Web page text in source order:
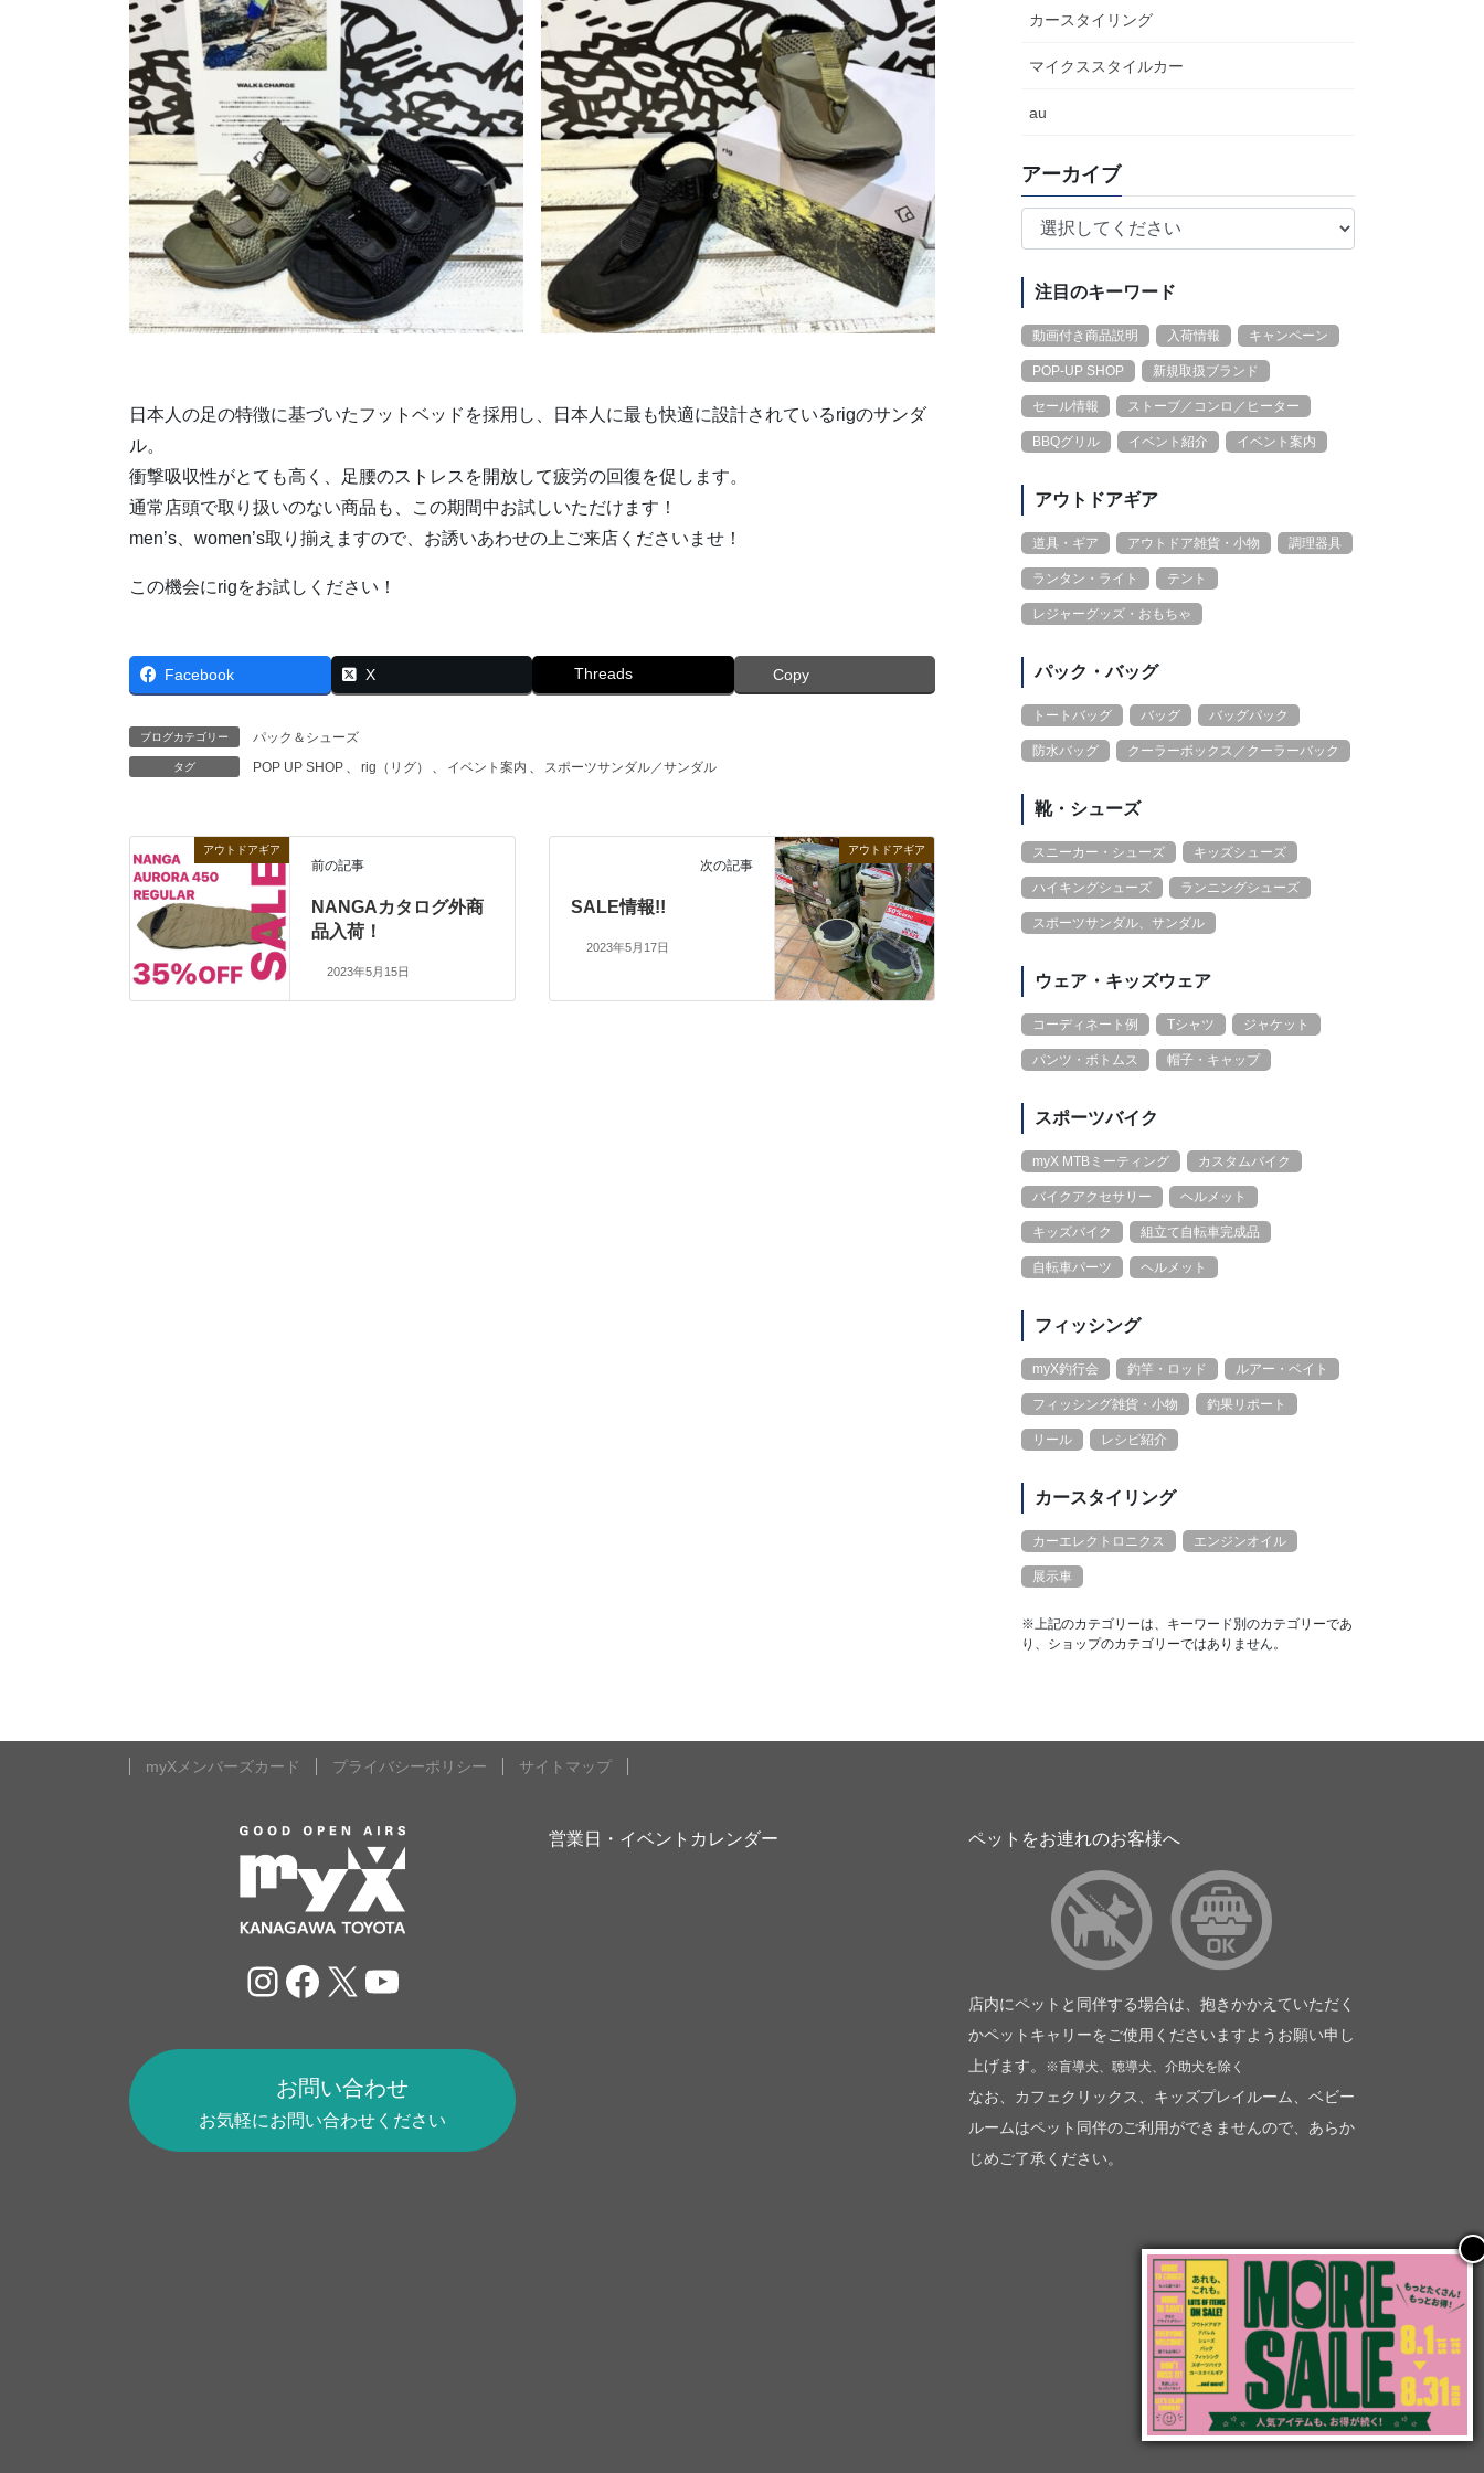
日本人の足の特徴に基づいたフットベッドを採用し、日本人に最も快適に設計されているrigのサンダ
ル。
衝撃吸収性がとても高く、足腰のストレスを開放して疲労の回復を促します。
通常店頭で取り扱いのない商品も、この期間中お試しいただけます！
men’s、women’s取り揃えますので、お誘いあわせの上ご来店くださいませ！
この機会にrigをお試しください！
Facebook X Threads Copy
ブログカテゴリー パック＆シューズ
タグ POP UP SHOP 、 rig（リグ） 、 イベント案内 、 スポーツサンダル／サンダル
アウトドアギア
前の記事
NANGAカタログ外商
品入荷！
2023年5月15日
アウトドアギア
次の記事
SALE情報!!
2023年5月17日
カースタイリング
マイクススタイルカー
au
アーカイブ
注目のキーワード
動画付き商品説明 入荷情報 キャンペーン
POP-UP SHOP 新規取扱ブランド
セール情報 ストーブ／コンロ／ヒーター
BBQグリル イベント紹介 イベント案内
アウトドアギア
道具・ギア アウトドア雑貨・小物 調理器具
ランタン・ライト テント
レジャーグッズ・おもちゃ
パック・バッグ
トートバッグ バッグ バッグパック
防水バッグ クーラーボックス／クーラーバック
靴・シューズ
スニーカー・シューズ キッズシューズ
ハイキングシューズ ランニングシューズ
スポーツサンダル、サンダル
ウェア・キッズウェア
コーディネート例 Tシャツ ジャケット
パンツ・ボトムス 帽子・キャップ
スポーツバイク
myX MTBミーティング カスタムバイク
バイクアクセサリー ヘルメット
キッズバイク 組立て自転車完成品
自転車パーツ ヘルメット
フィッシング
myX釣行会 釣竿・ロッド ルアー・ベイト
フィッシング雑貨・小物 釣果リポート
リール レシピ紹介
カースタイリング
カーエレクトロニクス エンジンオイル
展示車
※上記のカテゴリーは、キーワード別のカテゴリーであ
り、ショップのカテゴリーではありません。
myXメンバーズカード プライバシーポリシー サイトマップ
Instagram
Facebook
X YouTube
お問い合わせ
お気軽にお問い合わせください
営業日・イベントカレンダー ペットをお連れのお客様へ
店内にペットと同伴する場合は、抱きかかえていただく
かペットキャリーをご使用くださいますようお願い申し
上げます。
※盲導犬、聴導犬、介助犬を除く
なお、カフェクリックス、キッズプレイルーム、ベビー
ルームはペット同伴のご利用ができませんので、あらか
じめご了承ください。